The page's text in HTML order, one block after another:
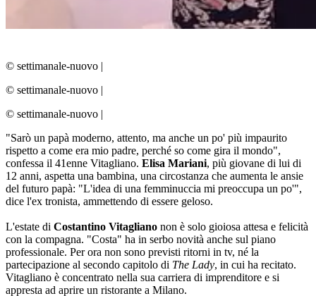
© settimanale-nuovo |
© settimanale-nuovo |
© settimanale-nuovo |
"Sarò un papà moderno, attento, ma anche un po' più impaurito
rispetto a come era mio padre, perché so come gira il mondo",
confessa il 41enne Vitagliano. Elisa Mariani, più giovane di lui di
12 anni, aspetta una bambina, una circostanza che aumenta le ansie
del futuro papà: "L'idea di una femminuccia mi preoccupa un po'",
dice l'ex tronista, ammettendo di essere geloso.
L'estate di Costantino Vitagliano non è solo gioiosa attesa e felicità
con la compagna. "Costa" ha in serbo novità anche sul piano
professionale. Per ora non sono previsti ritorni in tv, né la
partecipazione al secondo capitolo di The Lady, in cui ha recitato.
Vitagliano è concentrato nella sua carriera di imprenditore e si
appresta ad aprire un ristorante a Milano.